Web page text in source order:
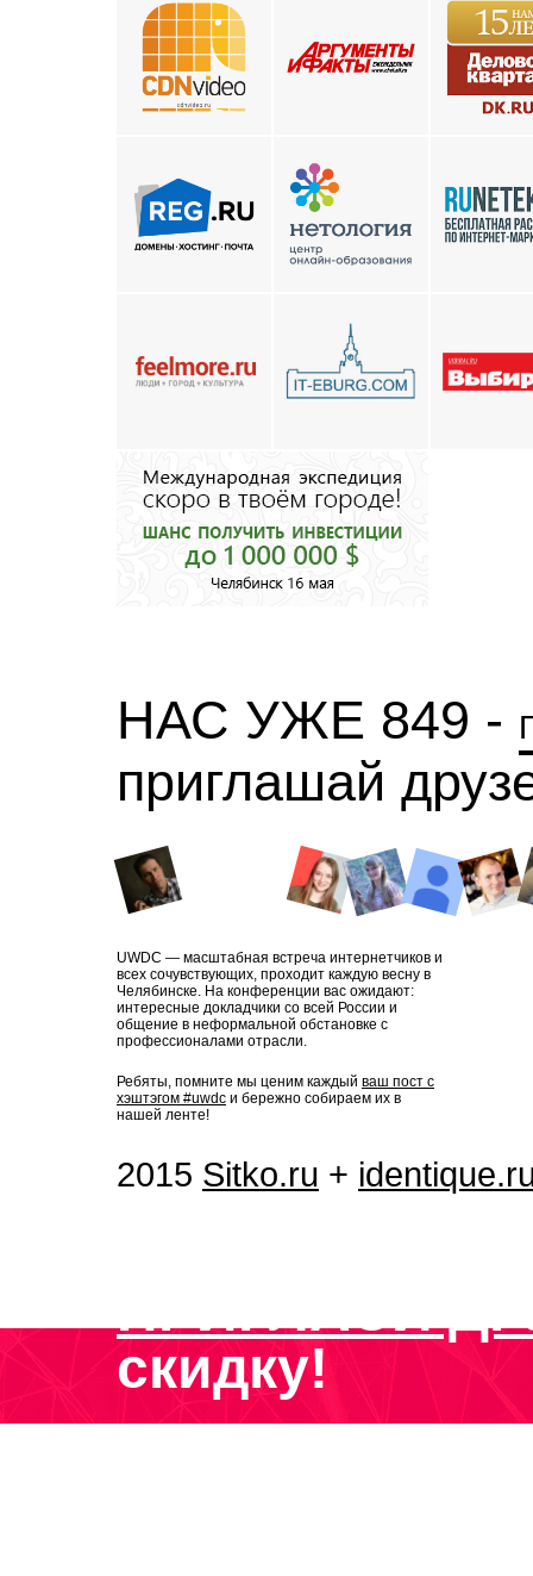
НАС УЖЕ 849 -
приглашай
UWDC — масштабная встреча интернетчиков и
всех сочувствующих, проходит каждую весну в
Челябинске. На конференции вас ожидают:
интересные докладчики со всей России и
общение в неформальной обстановке с
профессионалами отрасли.
Ребяты, помните мы ценим каждый ваш пост с
хэштэгом #uwdc и бережно собираем их в
нашей ленте!
2015 Sitko.ru +
ПРИГЛАСИ
скидку!